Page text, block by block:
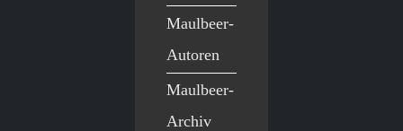
Maulbeer-
Autoren
Maulbeer-
Archiv